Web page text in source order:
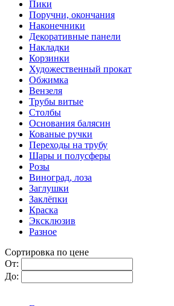
Пики
Поручни, окончания
Наконечники
Декоративные панели
Накладки
Корзинки
Художественный прокат
Обжимка
Вензеля
Трубы витые
Столбы
Основания балясин
Кованые ручки
Переходы на трубу
Шары и полусферы
Розы
Виноград, лоза
Заглушки
Заклёпки
Краска
Эксклюзив
Разное
Сортировка по цене
От:
До: